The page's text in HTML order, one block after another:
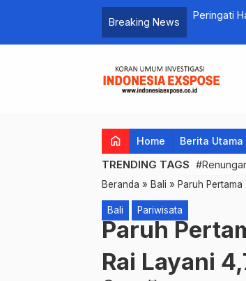
Breaking News
Peringati
home Home Berita Utama
TRENDING TAGS
Beranda » Bali » Paruh
Bali Pariwisata
Paruh
Rai Layani